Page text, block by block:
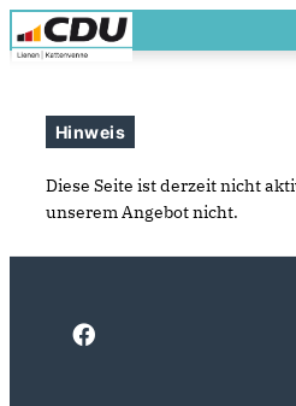
Hinweis
Diese Seite ist derzeit nicht
unserem Angebot nicht.